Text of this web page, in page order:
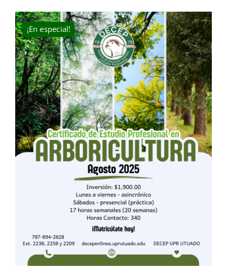
was:
$100.00.
is:
$70.00.
¡En especial!